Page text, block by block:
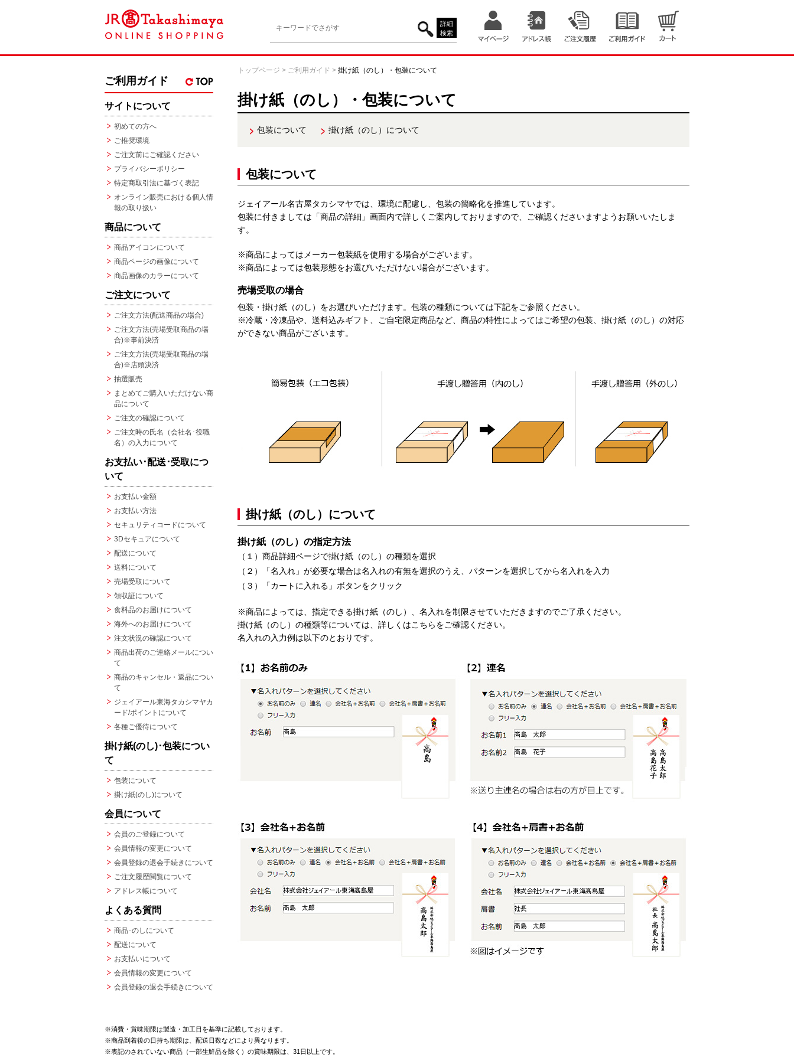
詳細
検索
ご利用ガイド
サイトについて
初めての方へ
ご推奨環境
ご注文前にご確認ください
プライバシーポリシー
特定商取引法に基づく表記
オンライン販売における個人情
報の取り扱い
商品について
商品アイコンについて
商品ページの画像について
商品画像のカラーについて
ご注文について
ご注文方法(配送商品の場合)
ご注文方法(売場受取商品の場
合)※事前決済
ご注文方法(売場受取商品の場
合)※店頭決済
抽選販売
まとめてご購入いただけない商
品について
ご注文の確認について
ご注文時の氏名（会社名･役職
名）の入力について
お支払い･配送･受取につ
いて
お支払い金額
お支払い方法
セキュリティコードについて
3Dセキュアについて
配送について
送料について
売場受取について
領収証について
食料品のお届けについて
海外へのお届けについて
注文状況の確認について
商品出荷のご連絡メールについ
て
商品のキャンセル・返品につい
て
ジェイアール東海タカシマヤカ
ード/ポイントについて
各種ご優待について
掛け紙(のし)･包装につい
て
包装について
掛け紙(のし)について
会員について
会員のご登録について
会員情報の変更について
会員登録の退会手続きについて
ご注文履歴閲覧について
アドレス帳について
よくある質問
商品･のしについて
配送について
お支払いについて
会員情報の変更について
会員登録の退会手続きについて
トップページ > ご利用ガイド > 掛け紙（のし）・包装について
掛け紙（のし）・包装について
包装について 掛け紙（のし）について
包装について
ジェイアール名古屋タカシマヤでは、環境に配慮し、包装の簡略化を推進しています。
包装に付きましては「商品の詳細」画面内で詳しくご案内しておりますので、ご確認くださいますようお願いいたしま
す。
※商品によってはメーカー包装紙を使用する場合がございます。
※商品によっては包装形態をお選びいただけない場合がございます。
売場受取の場合
包装・掛け紙（のし）をお選びいただけます。包装の種類については下記をご参照ください。
※冷蔵・冷凍品や、送料込みギフト、ご自宅限定商品など、商品の特性によってはご希望の包装、掛け紙（のし）の対応
ができない商品がございます。
掛け紙（のし）について
掛け紙（のし）の指定方法
（１）商品詳細ページで掛け紙（のし）の種類を選択
（２）「名入れ」が必要な場合は名入れの有無を選択のうえ、パターンを選択してから名入れを入力
（３）「カートに入れる」ボタンをクリック
※商品によっては、指定できる掛け紙（のし）、名入れを制限させていただきますのでご了承ください。
掛け紙（のし）の種類等については、詳しくはこちらをご確認ください。
名入れの入力例は以下のとおりです。
※消費・賞味期限は製造・加工日を基準に記載しております。
※商品到着後の日持ち期限は、配送日数などにより異なります。
※表記のされていない商品（一部生鮮品を除く）の賞味期限は、31日以上です。